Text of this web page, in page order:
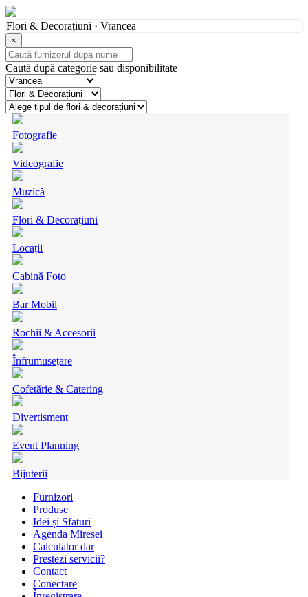
Flori & Decorațiuni · Vrancea
×
Caută după categorie sau disponibilitate
Fotografie
Videografie
Muzică
Flori & Decorațiuni
Locații
Cabină Foto
Bar Mobil
Rochii & Accesorii
Înfrumusețare
Cofetărie & Catering
Divertisment
Event Planning
Bijuterii
Furnizori
Produse
Idei și Sfaturi
Agenda Miresei
Calculator dar
Prestezi servicii?
Contact
Conectare